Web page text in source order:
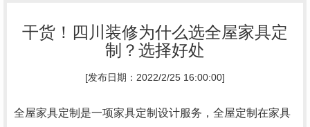
干货！四川装修为什么选全屋家具定
制？选择好处
[发布日期：2022/2/25 16:00:00]
全屋家具定制是一项家具定制设计服务，全屋定制在家具